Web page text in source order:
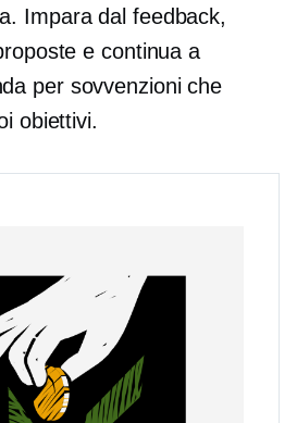
Impara dal feedback,
e continua a
per sovvenzioni che
obiettivi.